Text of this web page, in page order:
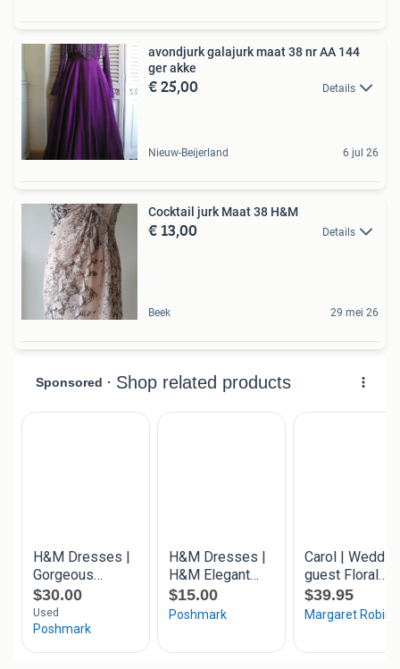
avondjurk galajurk maat 38 nr AA 144
ger akke
€ 25,00 Details
Nieuw-Beijerland 6 jul 26
Cocktail jurk Maat 38 H&M
€ 13,00 Details
Beek 29 mei 26